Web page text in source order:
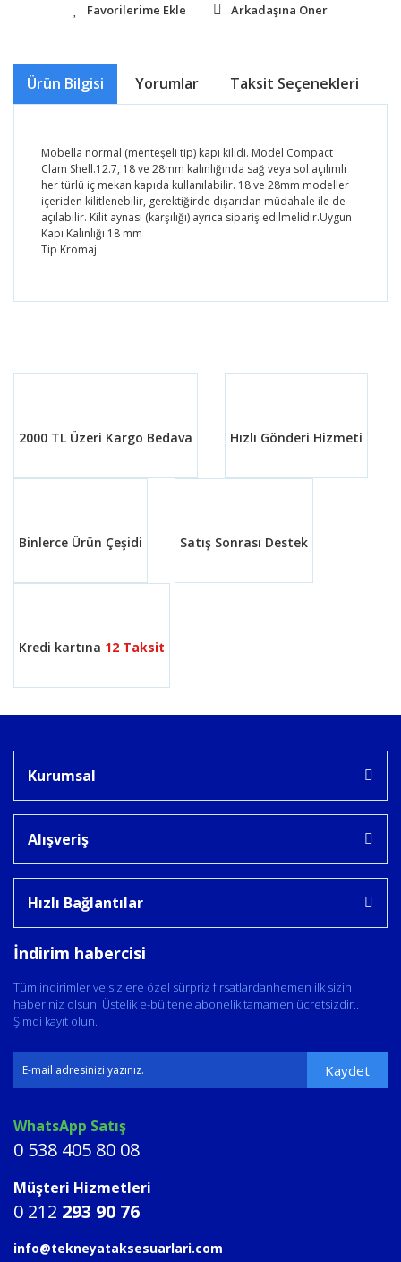
Arkadaşına Öner
Ürün Bilgisi Yorumlar Taksit Seçenekleri
Mobella normal (menteşeli tip) kapı kilidi. Model Compact
Clam Shell.12.7, 18 ve 28mm kalınlığında sağ veya sol açılımlı
her türlü iç mekan kapıda kullanılabilir. 18 ve 28mm modeller
içeriden kilitlenebilir, gerektiğirde dışarıdan müdahale ile de
açılabilir. Kilit aynası (karşılığı) ayrıca sipariş edilmelidir.Uygun
Kapı Kalınlığı 18 mm
Tip Kromaj
Yorum Yaz
Ürün bilgilerinde hatalar bulunuyor.
2000 TL Üzeri Kargo Bedava Hızlı Gönderi Hizmeti
Binlerce Ürün Çeşidi Satış Sonrası Destek
Kredi kartına 12 Taksit
Kurumsal
Alışveriş
Hızlı Bağlantılar
İndirim habercisi
Tüm indirimler ve sizlere özel sürpriz fırsatlardanhemen ilk sizin
haberiniz olsun. Üstelik e-bültene abonelik tamamen ücretsizdir..
Şimdi kayıt olun.
Kaydet
WhatsApp Satış
0 538 405 80 08
Müşteri Hizmetleri
0 212 293 90 76
info@tekneyataksesuarlari.com